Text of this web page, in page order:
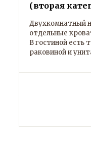
(вторая
Двухкомнатный
отдельные
В гостиной есть
раковиной и